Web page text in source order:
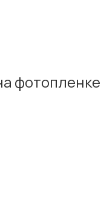
фотопленке